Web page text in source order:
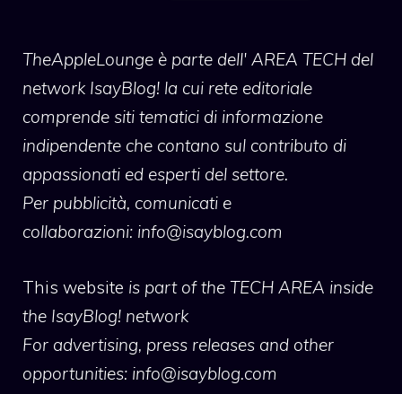
TheAppleLounge è parte dell' AREA TECH del
network IsayBlog! la cui rete editoriale
comprende siti tematici di informazione
indipendente che contano sul contributo di
appassionati ed esperti del settore.
Per pubblicità, comunicati e
collaborazioni: info@isayblog.com
This website is part of the TECH AREA inside
the IsayBlog! network
For advertising, press releases and other
opportunities: info@isayblog.com